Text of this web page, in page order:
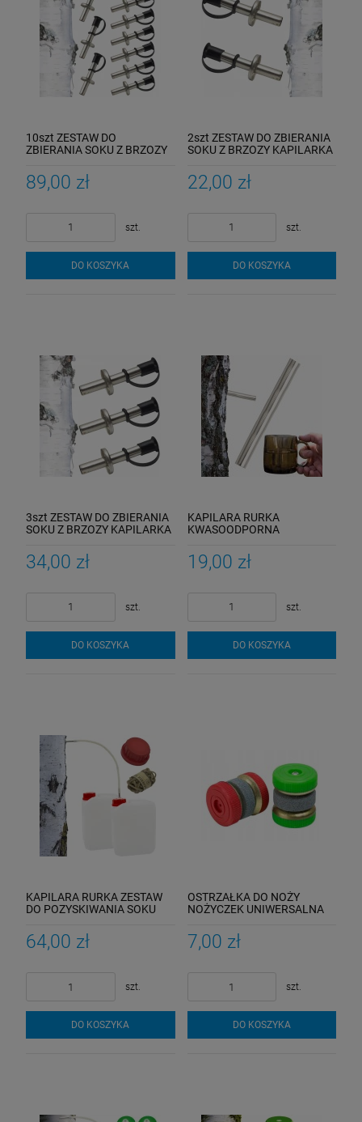
10szt ZESTAW DO
ZBIERANIA SOKU Z BRZOZY
BRZOZY
89,00 zł
szt.
DO KOSZYKA
2szt ZESTAW DO ZBIERANIA
SOKU Z BRZOZY KAPILARKA
22,00 zł
szt.
DO KOSZYKA
3szt ZESTAW DO ZBIERANIA
SOKU Z BRZOZY KAPILARKA
34,00 zł
szt.
DO KOSZYKA
KAPILARA RURKA
KWASOODPORNA
19,00 zł
szt.
DO KOSZYKA
KAPILARA RURKA ZESTAW
DO POZYSKIWANIA SOKU
ZAKRĘTKI ZAŚLEPKI WĘŻYK
OSKOŁA sok z brzozy
64,00 zł
szt.
DO KOSZYKA
OSTRZAŁKA DO NOŻY
NOŻYCZEK UNIWERSALNA
7,00 zł
szt.
DO KOSZYKA